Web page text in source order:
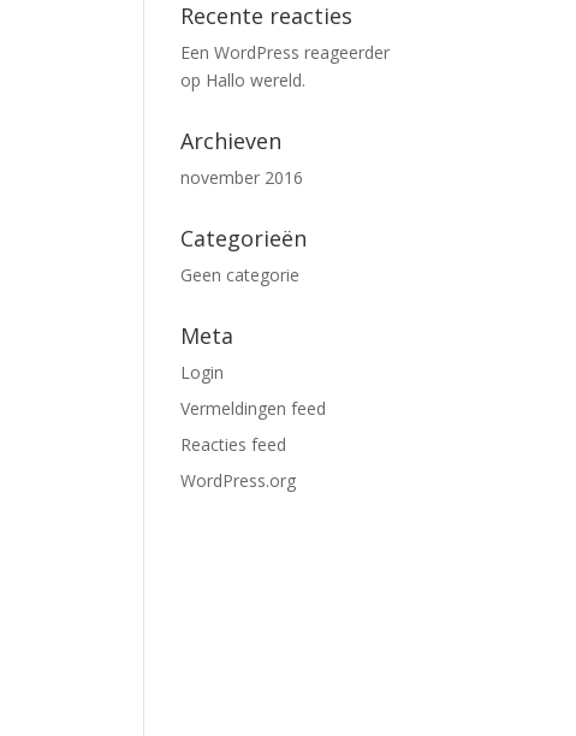
Recente reacties
Een WordPress reageerder
op Hallo wereld.
Archieven
november 2016
Categorieën
Geen categorie
Meta
Login
Vermeldingen feed
Reacties feed
WordPress.org